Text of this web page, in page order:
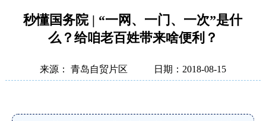
秒懂国务院 | “一网、一门、一次”是什
么？给咱老百姓带来啥便利？
来源： 青岛自贸片区 日期：2018-08-15